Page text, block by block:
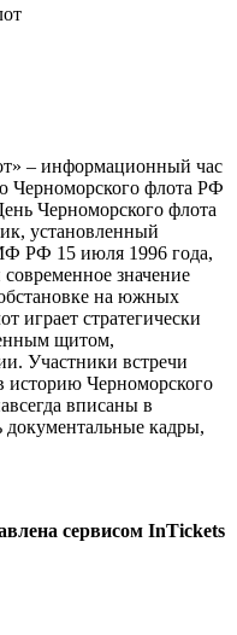
– информационный час
Черноморского флота РФ
Черноморского флота
установленный
РФ 15 июля 1996 года,
значение
на южных
играет стратегически
щитом,
Участники встречи
историю Черноморского
вписаны в
документальные кадры,
сервисом InTickets